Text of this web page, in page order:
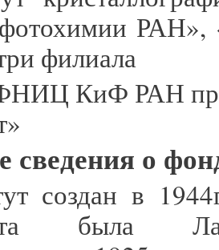
РАН»,
филиала
КиФ РАН
сведения о
создан в
была